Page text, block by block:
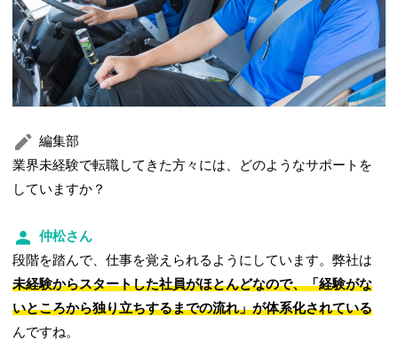
編集部
業界未経験で転職してきた方々には、どのようなサポートを
していますか？
仲松さん
段階を踏んで、仕事を覚えられるようにしています。弊社は
未経験からスタートした社員がほとんどなので、「経験がな
いところから独り立ちするまでの流れ」が体系化されている
んですね。